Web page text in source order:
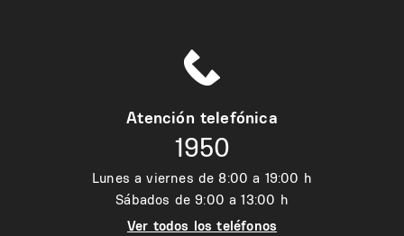
Atención telefónica
1950
Lunes a viernes de 8:00 a 19:00 h
Sábados de 9:00 a 13:00 h
Ver todos los teléfonos